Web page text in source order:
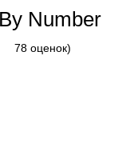
Number
78 оценок)